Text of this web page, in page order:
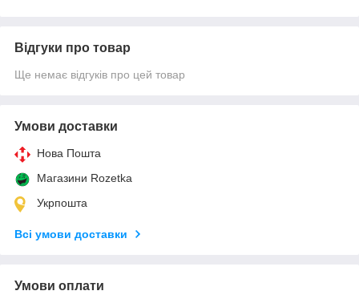
Відгуки про товар
Ще немає відгуків про цей товар
Умови доставки
Нова Пошта
Магазини Rozetka
Укрпошта
Всі умови доставки
Умови оплати